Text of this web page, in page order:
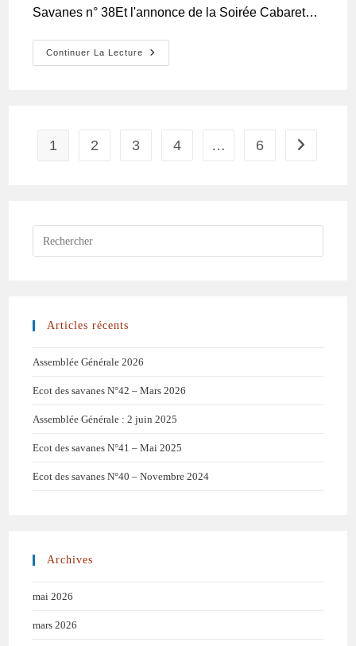
Savanes n° 38Et l'annonce de la Soirée Cabaret…
Continuer La Lecture
1 2 3 4 … 6
Articles récents
Assemblée Générale 2026
Ecot des savanes N°42 – Mars 2026
Assemblée Générale : 2 juin 2025
Ecot des savanes N°41 – Mai 2025
Ecot des savanes N°40 – Novembre 2024
Archives
mai 2026
mars 2026